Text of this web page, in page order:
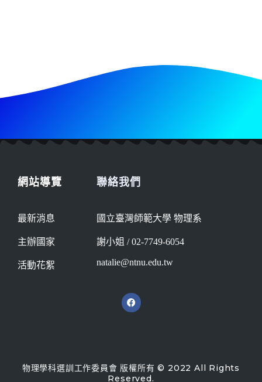
網站導覽
最新消息
主辦國家
活動花絮
聯絡我們
國立臺灣師範大學 物理系
謝小姐 / 02-7749-6054
natalie@ntnu.edu.tw
物理學科選訓工作委員會 版權所有 © 2022 All Rights
Reserved.